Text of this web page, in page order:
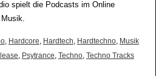
spielt die Podcasts im Online
, Hardcore Hardtech Hardtechno, Musik
Psytrance Techno, Techno Tracks